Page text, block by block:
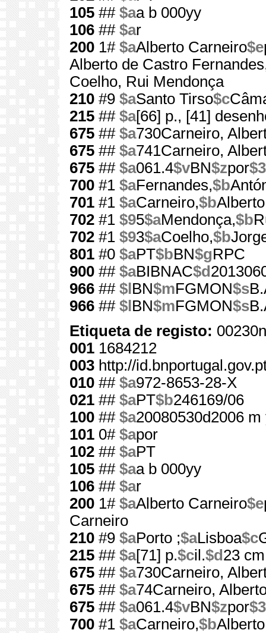
105 ## $aa b 000yy
106 ## $ar
200 1# $aAlberto Carneiro$e
Alberto de Castro
Coelho, Rui Mendonça
210 #9 $aSanto Tirso$c
215 ## $a[66] p., [41]
675 ## $a730Carneiro,
675 ## $a741Carneiro,
675 ## $a061.4$vBN$zpor$3
700 #1 $aFernandes,$b
701 #1 $aCarneiro,$b
702 #1 $95$aMendonça,$b
702 #1 $93$aCoelho,$b
801 #0 $aPT$bBN$gRPC
900 ## $aBIBNAC$d
966 ## $l BN$mFGMON$s
966 ## $l BN$mFGMON$s
Etiqueta de registo:
001 1684212
003 http://
010 ## $a972-8653-28-X
021 ## $aPT$b246169/06
100 ## $a20080530d2006
101 0# $apor
102 ## $aPT
105 ## $aa b 000yy
106 ## $ar
200 1# $aAlberto Carneiro$e
Carneiro
210 #9 $aPorto ;$aLisboa$c
215 ## $a[71] p.$cil.$d 23 cm
675 ## $a730Carneiro,
675 ## $a74Carneiro,
675 ## $a061.4$vBN$zpor$3
700 #1 $aCarneiro,$b